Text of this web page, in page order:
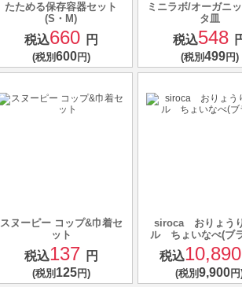
たためる保存容器セット
(S・M)
税込660 円
(税別600円)
ミニラボ/オーガニ
タ皿
税込548
(税別499円)
スヌーピー コップ&巾着セ
ット
税込137 円
(税別125円)
siroca おりょう
ル ちょいなべ(ブ
税込10,890
(税別 9,900